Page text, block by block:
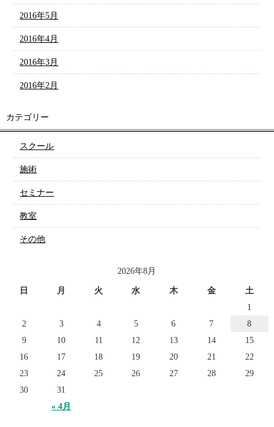
2016年5月
2016年4月
2016年3月
2016年2月
カテゴリー
スクール
施術
セミナー
教室
その他
2026年8月
日 月 火 水 木 金 土
« 4月
1
2
3 4 5 6 7
8
9
10 11 12 13 14
15
16
17 18 19 20 21
22
23
24 25 26 27 28
29
30
31